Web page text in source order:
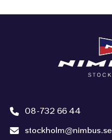
08-732 66 44
stockholm@nimbus.se